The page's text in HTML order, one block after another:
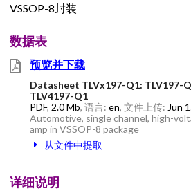
VSSOP-8封装
数据表
预览并下载
Datasheet TLVx197-Q1: TLV197-
TLV4197-Q1
PDF, 2.0 Mb, 语言: en, 文件上传: Jun
Automotive, single channel, high-
amp in VSSOP-8 package
从文件中提取
详细说明